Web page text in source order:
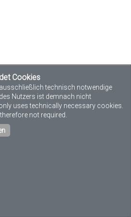
Cookies
technisch notwendige
Nutzers ist demnach nicht
uses technically necessary cookies.
not required.